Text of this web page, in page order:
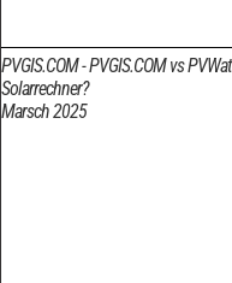
PVGIS.COM - PVGIS.COM vs
Solarrechner?
Marsch 2025